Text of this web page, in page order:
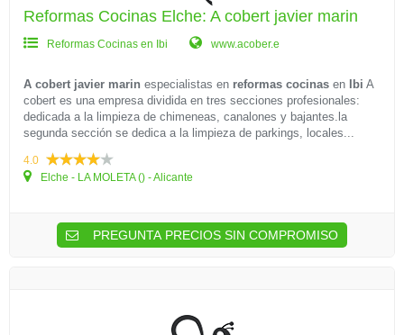
Reformas Cocinas Elche: A cobert javier marin
Reformas Cocinas en Ibi www.acober.e
A cobert javier marin especialistas en reformas cocinas en Ibi A
cobert es una empresa dividida en tres secciones profesionales:
dedicada a la limpieza de chimeneas, canalones y bajantes.la
segunda sección se dedica a la limpieza de parkings, locales...
4.0
Elche - LA MOLETA () - Alicante
PREGUNTA PRECIOS SIN COMPROMISO